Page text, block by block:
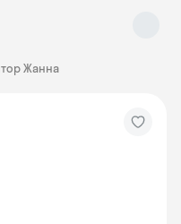
Жанна